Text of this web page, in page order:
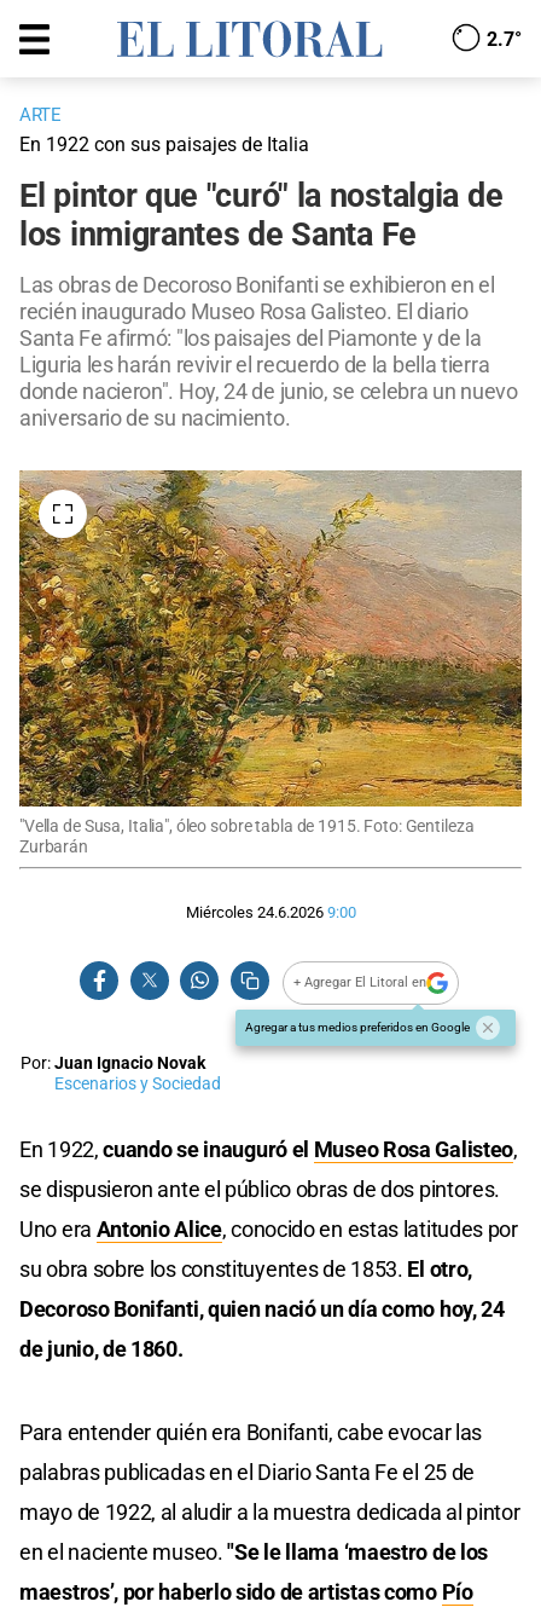
2.7°
ARTE
En 1922 con sus paisajes de Italia
El pintor que "curó" la nostalgia de
los inmigrantes de Santa Fe
Las obras de Decoroso Bonifanti se exhibieron en el
recién inaugurado Museo Rosa Galisteo. El diario
Santa Fe afirmó: "los paisajes del Piamonte y de la
Liguria les harán revivir el recuerdo de la bella tierra
donde nacieron". Hoy, 24 de junio, se celebra un nuevo
aniversario de su nacimiento.
"Vella de Susa, Italia", óleo sobre tabla de 1915. Foto: Gentileza
Zurbarán
Miércoles 24.6.2026 9:00
+ Agregar El Litoral en
Agregar a tus medios preferidos en Google
Por:Juan Ignacio Novak
Escenarios y Sociedad
En 1922,cuando se inauguró el Museo Rosa Galisteo,
se dispusieron ante el público obras de dos pintores.
Uno era Antonio Alice, conocido en estas latitudes por
su obra sobre los constituyentes de 1853. El otro,
Decoroso Bonifanti, quien nació un día como hoy, 24
de junio, de 1860.
Para entender quién era Bonifanti, cabe evocar las
palabras publicadas en el Diario Santa Fe el 25 de
mayo de 1922, al aludir a la muestra dedicada al pintor
en el naciente museo."Se le llama ‘maestro de los
maestros’, por haberlo sido de artistas como Pío